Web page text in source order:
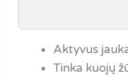
Aktyvus
Tinka kuojų